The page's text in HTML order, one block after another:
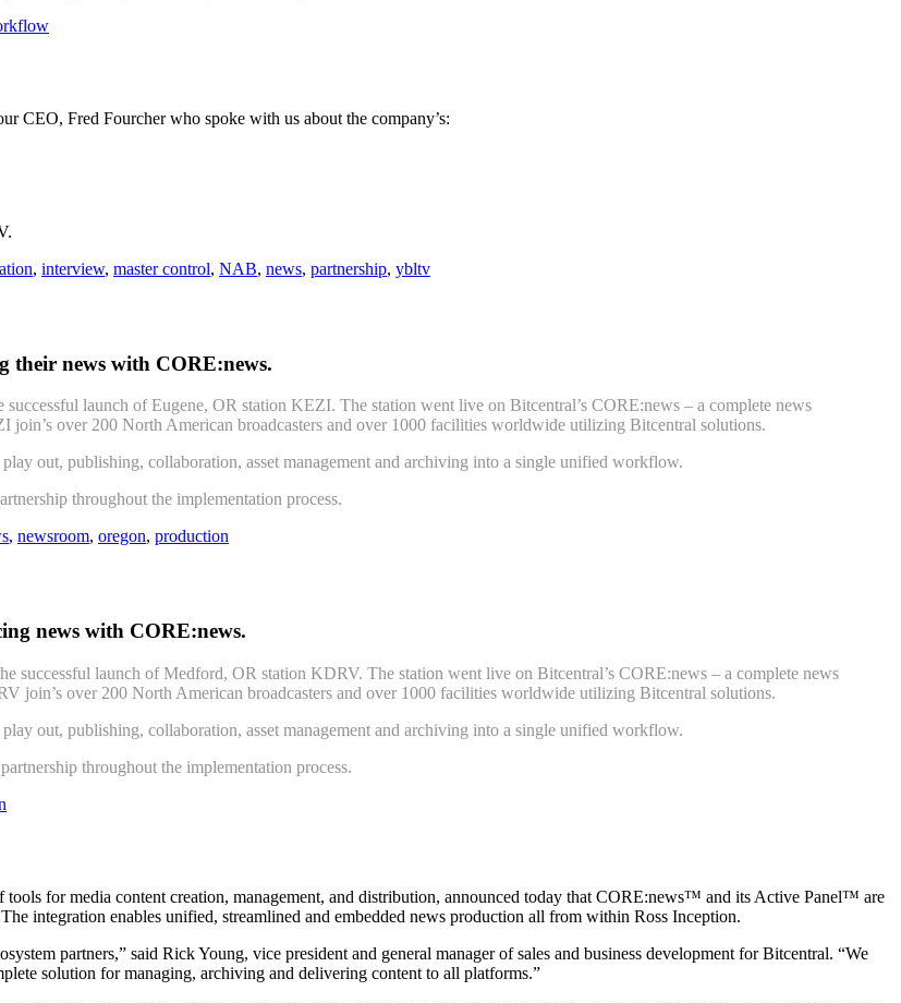
CEO, Fred Fourcher who spoke with us about the company’s:
, interview, master control, NAB, news, partnership, ybltv
their news with CORE:news.
launch of Eugene, OR station KEZI. The station went live on Bitcentral’s CORE:news – a complete news
over 200 North American broadcasters and over 1000 facilities worldwide utilizing Bitcentral solutions.
out, publishing, collaboration, asset management and archiving into a single unified workflow.
throughout the implementation process.
, newsroom, oregon, production
news with CORE:news.
successful launch of Medford, OR station KDRV. The station went live on Bitcentral’s CORE:news – a complete news
join’s over 200 North American broadcasters and over 1000 facilities worldwide utilizing Bitcentral solutions.
out, publishing, collaboration, asset management and archiving into a single unified workflow.
throughout the implementation process.
for media content creation, management, and distribution, announced today that CORE:news™ and its Active Panel™ are
integration enables unified, streamlined and embedded news production all from within Ross Inception.
partners,” said Rick Young, vice president and general manager of sales and business development for Bitcentral. “We
solution for managing, archiving and delivering content to all platforms.”